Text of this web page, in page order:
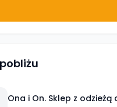
Ona i On. Sklep z